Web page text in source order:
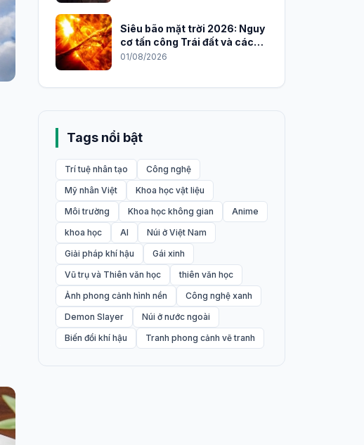
Siêu bão mặt trời 2026: Nguy
cơ tấn công Trái đất và cách
phòng chống
01/08/2026
Tags nổi bật
Trí tuệ nhân tạo
Công nghệ
Mỹ nhân Việt
Khoa học vật liệu
Môi trường
Khoa học không gian
Anime
khoa học
AI
Núi ở Việt Nam
Giải pháp khí hậu
Gái xinh
Vũ trụ và Thiên văn học
thiên văn học
Ảnh phong cảnh hình nền
Công nghệ xanh
Demon Slayer
Núi ở nước ngoài
Biến đổi khí hậu
Tranh phong cảnh vẽ tranh